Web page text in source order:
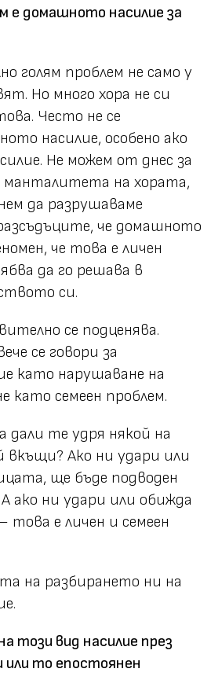
е домашното насилие за
голям проблем не само у
Но много хора не си
Често не се
насилие, особено ако
Не можем от днес за
на хората,
да разрушаваме
че домашното
че това е личен
да го решава в
си.
се подценява.
се говори за
като нарушаване на
като семеен проблем.
дали те удря някой на
вкъщи? Ако ни удари или
ще бъде подводен
ако ни удари или обижда
това е личен и семеен
на разбирането ни на
този вид насилие през
или то епостоянен